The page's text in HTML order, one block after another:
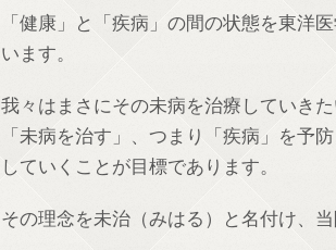
「健康」と「疾病」の間の状態を東洋
います。
我々はまさにその未病を治療していき
「未病を治す」、つまり「疾病」を予
していくことが目標であります。
その理念を未治（みはる）と名付け、